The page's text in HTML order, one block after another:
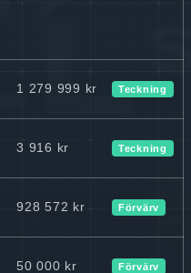
1 279 999 kr Teckning
3 916 kr Teckning
928 572 kr Förvärv
50 000 kr Förvärv